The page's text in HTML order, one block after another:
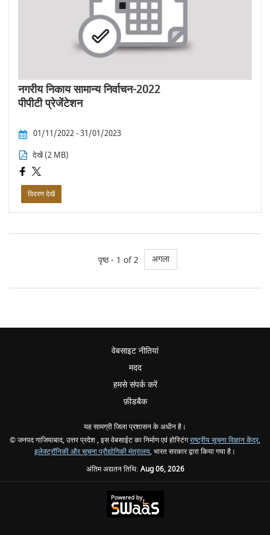
नगरीय निकाय सामान्य निर्वाचन-2022
पीपीटी प्रेजेंटेशन
01/11/2022 - 31/01/2023
देखें (2 MB)
विवरण देखें
पृष्ठ - 1 of 2 अगला
वेबसाइट नीतियां
मदद
हमसे संपर्क करें
फ़ीडबैक
यह सामग्री जिला प्रशासन के अधीन है।
© जनपद गाजियाबाद, उत्तर प्रदेश , इस वेबसाईट का निर्माण एवं होस्टिंगराष्ट्रीय सूचना विज्ञान केंद्र,
इलेक्ट्रॉनिकी और सूचना प्रौद्योगिकी मंत्रालय, भारत सरकार द्वारा किया गया है।
अंतिम अद्यतन तिथि: Aug 06, 2026